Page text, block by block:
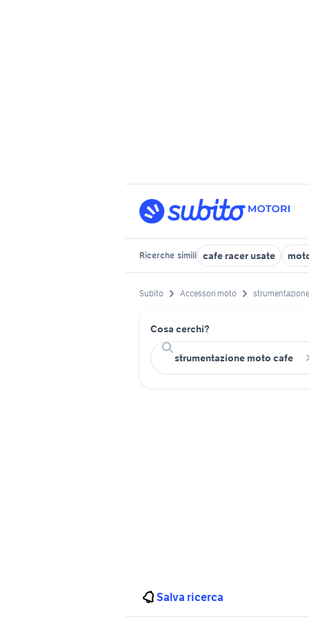
Ricerche simili cafe racer usate
Subito Accessori moto
Cosa cerchi?
Salva ricerca